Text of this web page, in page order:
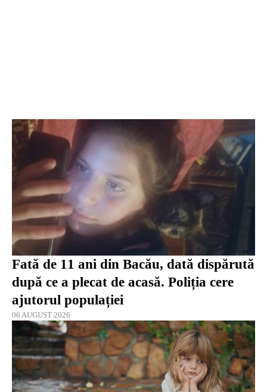
Fată de 11 ani din Bacău, dată dispărută
după ce a plecat de acasă. Poliția cere
ajutorul populației
06 AUGUST 2026